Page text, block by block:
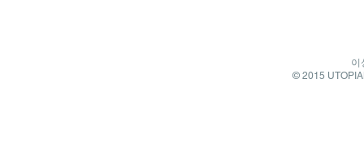
이
© 2015